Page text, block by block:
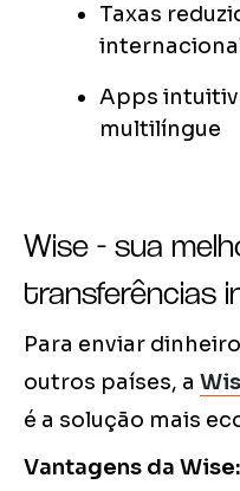
Taxas
Apps
multilíngue
Wise - sua
transferências
Para enviar
outros países, a
é a solução mais
Vantagens da Wise: